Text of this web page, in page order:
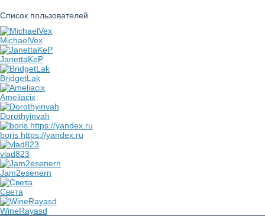
Список пользователей
MichaelVex
JanettaKeP
BridgetLak
Ameliacix
Dorothyinvah
boris https://yandex.ru
vlad823
Jam2esenern
Света
WineRayasd